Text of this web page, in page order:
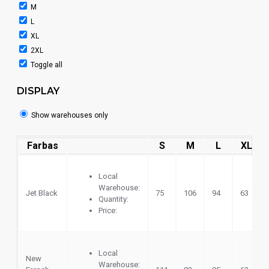
M
L
XL
2XL
Toggle all
DISPLAY
Show warehouses only
Farbas S M L XL
Jet Black
Local
Warehouse:
Quantity:
Price:
75 106 94 63
New
Local
Warehouse: